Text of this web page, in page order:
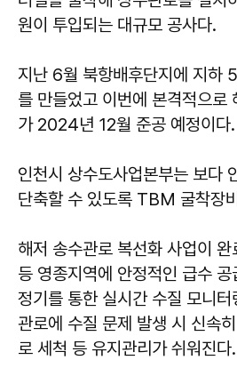
원이 투입되는 대규모 공사다.
지난 6월 북항배후단지에 지하
를 만들었고 이번에 본격적으로
가 2024년 12월 준공 예정이다.
인천시 상수도사업본부는 보다
단축할 수 있도록 TBM 굴착장
해저 송수관로 복선화 사업이
등 영종지역에 안정적인 급수
정기를 통한 실시간 수질 모니
관로에 수질 문제 발생 시 신속
로 세척 등 유지관리가 쉬워진다.